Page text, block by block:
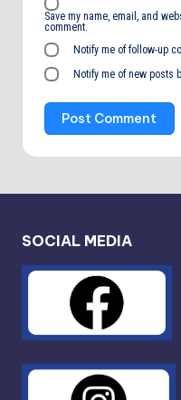
Save my name, email, and
comment.
Notify me of follow-up
Notify me of new posts
SOCIAL MEDIA